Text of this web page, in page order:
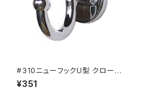
#310ニューフックU型 クローム
（901-1555）
¥351